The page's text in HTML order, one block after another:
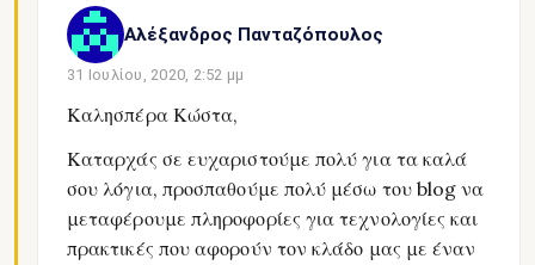
Αλέξανδρος Πανταζόπουλος
31 Ιουλίου, 2020, 2:52 μμ
Καλησπέρα Κώστα,
Καταρχάς σε ευχαριστούμε πολύ για τα καλά
σου λόγια, προσπαθούμε πολύ μέσω του blog να
μεταφέρουμε πληροφορίες για τεχνολογίες και
πρακτικές που αφορούν τον κλάδο μας με έναν